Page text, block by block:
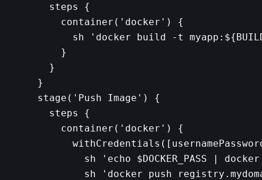
      steps {
        container('docker') {
sh 'docker build -t
        }
      }
    }
    stage('Push Image') {
      steps {
        container('docker') {
sh 'echo $DOCKER_PASS |
sh 'docker push